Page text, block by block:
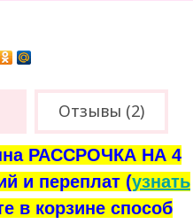
Отзывы (2)
РАССРОЧКА НА 4
и переплат (узнать
в корзине способ